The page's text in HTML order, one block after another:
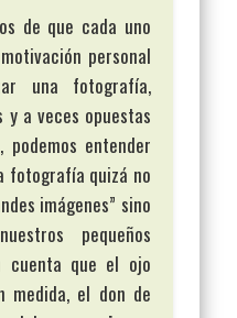
de que cada uno
personal
una fotografía,
a veces opuestas
entender
fotografía quizá no
imágenes” sino
pequeños
cuenta que el ojo
medida, el don de